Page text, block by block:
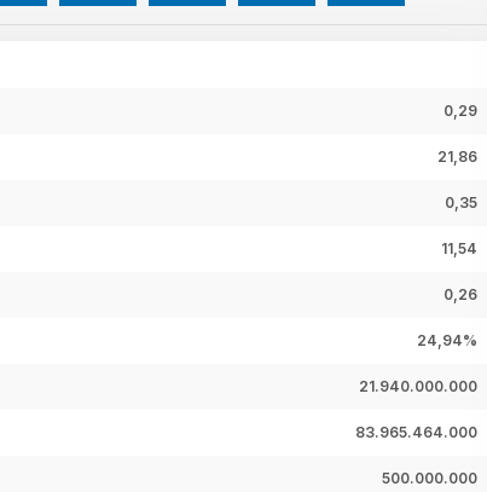
0,29
21,86
0,35
11,54
0,26
24,94%
21.940.000.000
83.965.464.000
500.000.000